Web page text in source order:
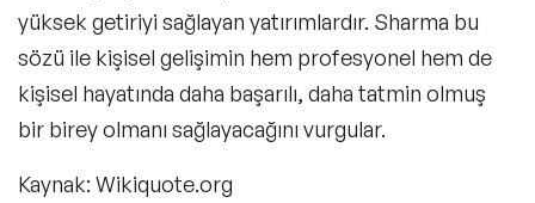
yüksek getiriyi sağlayan yatırımlardır. Sharma bu
sözü ile kişisel gelişimin hem profesyonel hem de
kişisel hayatında daha başarılı, daha tatmin olmuş
bir birey olmanı sağlayacağını vurgular.
Kaynak: Wikiquote.org